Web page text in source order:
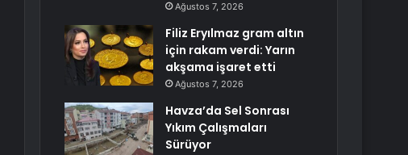
Ağustos 7, 2026
Filiz Eryılmaz gram altın
için rakam verdi: Yarın
akşama işaret etti
Ağustos 7, 2026
Havza’da Sel Sonrası
Yıkım Çalışmaları
Sürüyor